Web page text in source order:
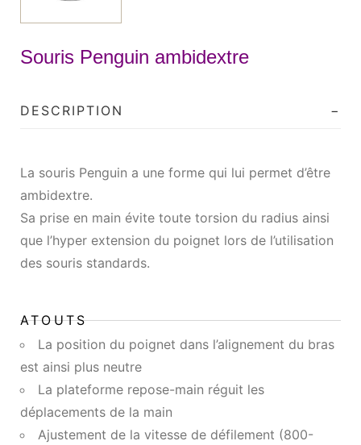
Souris Penguin ambidextre
DESCRIPTION
La souris Penguin a une forme qui lui permet d’être
ambidextre.
Sa prise en main évite toute torsion du radius ainsi
que l’hyper extension du poignet lors de l’utilisation
des souris standards.
ATOUTS
La position du poignet dans l’alignement du bras
est ainsi plus neutre
La plateforme repose-main réguit les
déplacements de la main
Ajustement de la vitesse de défilement (800-